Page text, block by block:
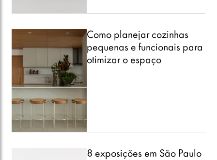
Como planejar cozinhas
pequenas e funcionais para
otimizar o espaço
8 exposições em São Paulo